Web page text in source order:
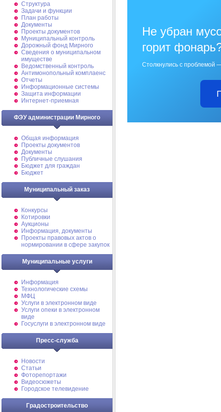
Структура
Задачи и функции
План работы
Документы
Проекты документов
Муниципальный контроль
Дорожный фонд Мирного
Cведения о муниципальном
имуществе
Ведомственный контроль
Антимонопольный комплаенс
Отчеты
Информационные системы
Защита информации
Интернет-приемная
ФЭУ администрации Мирного
Общая информация
Проекты документов
Документы
Публичные слушания
Бюджет для граждан
Бюджет
Муниципальный заказ
Конкурсы
Котировки
Аукционы
Информация, документы
Проекты правовых актов о
нормировании в сфере закупок
Муниципальные услуги
Информация
Технологические схемы
МФЦ
Услуги в электронном виде
Услуги опеки в электронном
виде
Госуслуги в электронном виде
Пресс-служба
Новости
Статьи
Фоторепортажи
Видеосюжеты
Городское телевидение
Градостроительство
Не убран
горит
Столкнулись с проблемой